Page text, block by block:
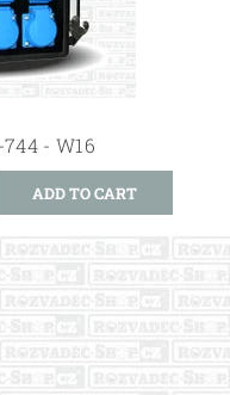
744 - W16